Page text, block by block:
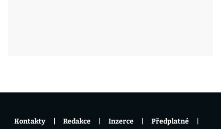
Kontakty Redakce Inzerce Předplatné